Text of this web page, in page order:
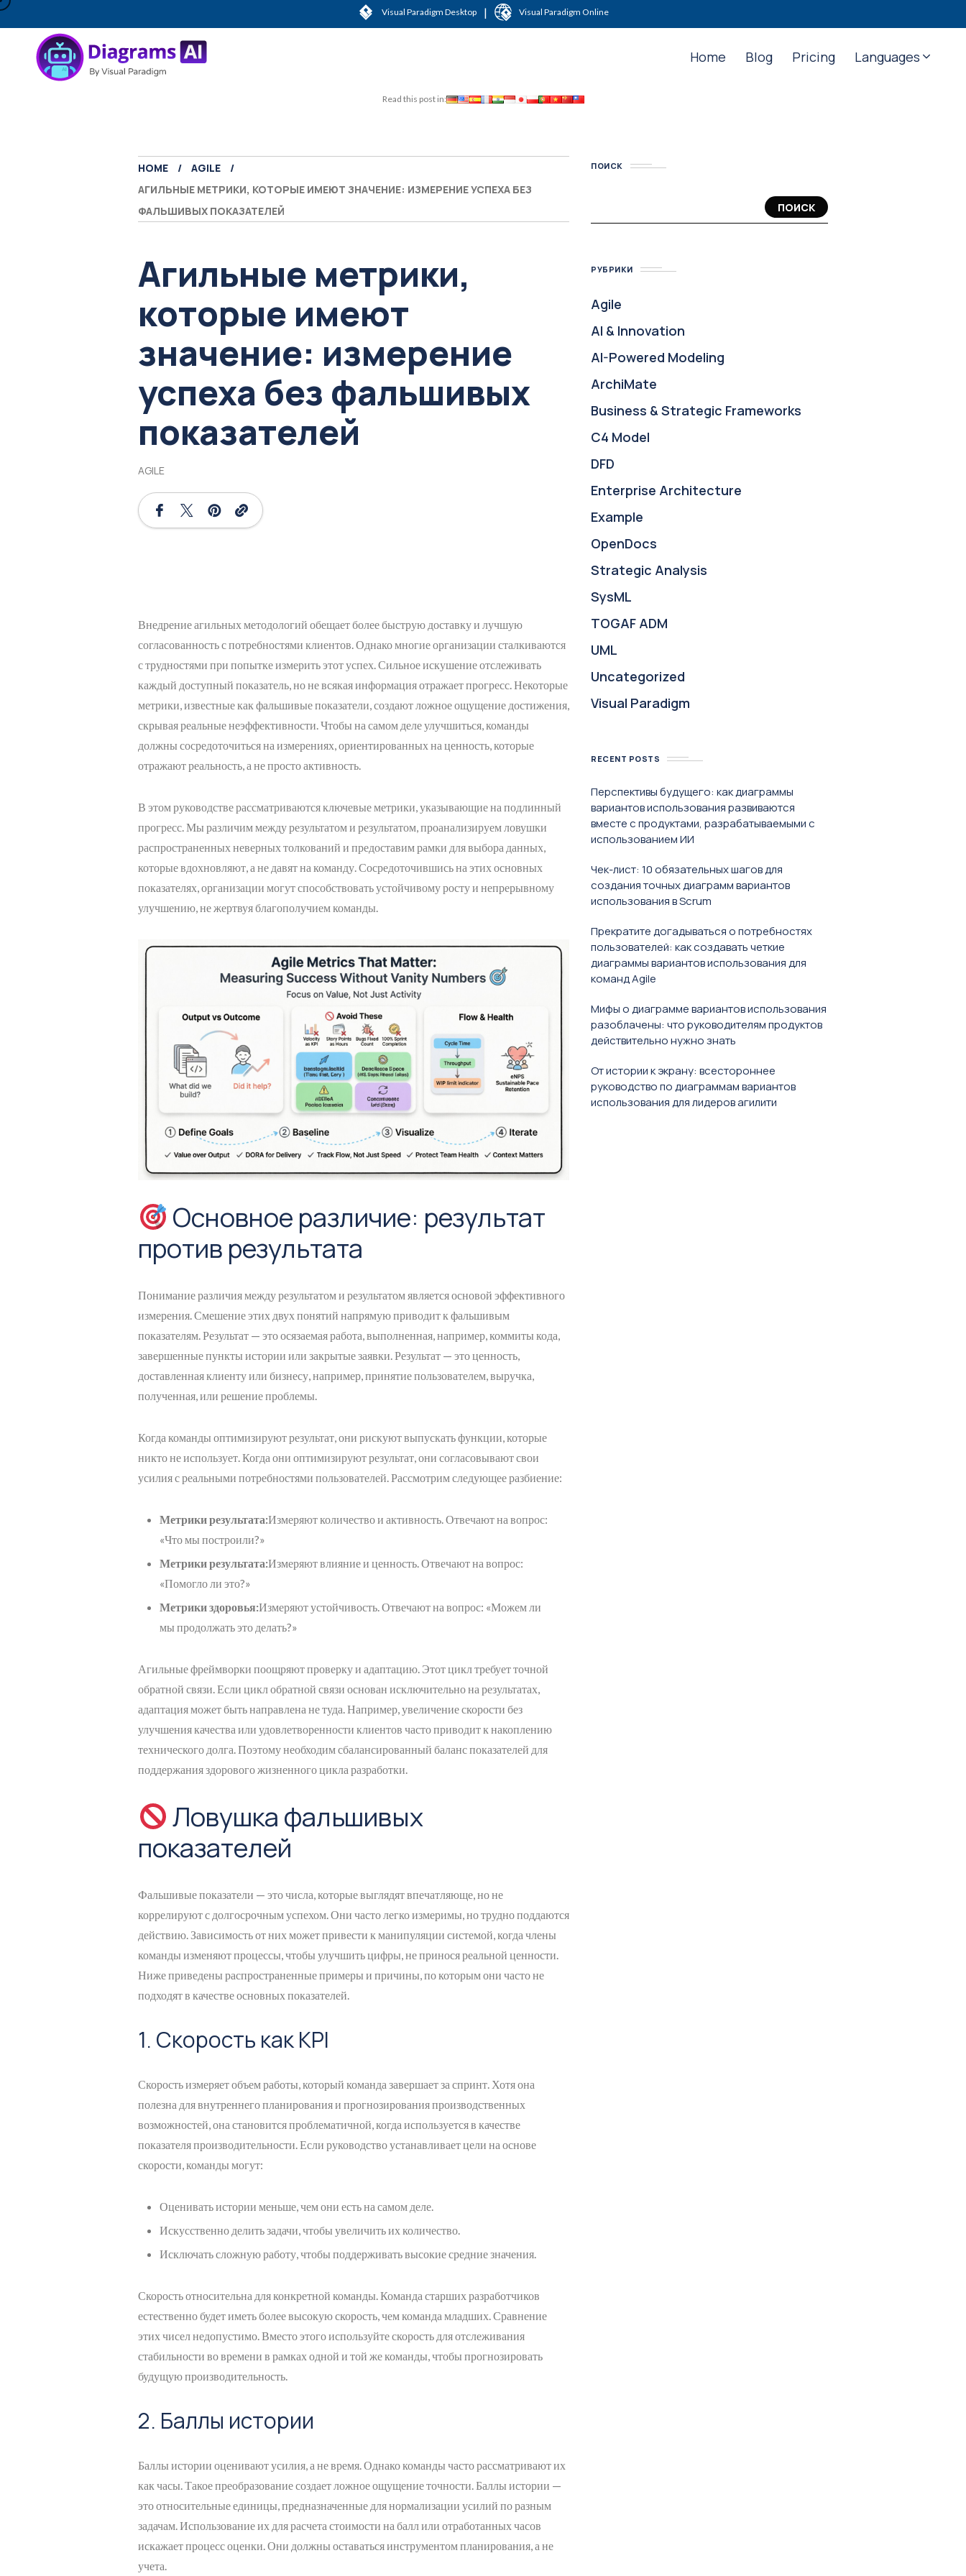
Visual Paradigm Desktop | Visual Paradigm Online
Home Blog Pricing Languages
Read this post in:
HOME
AGILE
АГИЛЬНЫЕ МЕТРИКИ, КОТОРЫЕ ИМЕЮТ ЗНАЧЕНИЕ: ИЗМЕРЕНИЕ УСПЕХА БЕЗ
ФАЛЬШИВЫХ ПОКАЗАТЕЛЕЙ
Агильные метрики,
которые имеют
значение: измерение
успеха без фальшивых
показателей
AGILE
Внедрение агильных методологий обещает более быструю доставку и лучшую
согласованность с потребностями клиентов. Однако многие организации сталкиваются
с трудностями при попытке измерить этот успех. Сильное искушение отслеживать
каждый доступный показатель, но не всякая информация отражает прогресс. Некоторые
метрики, известные как фальшивые показатели, создают ложное ощущение достижения,
скрывая реальные неэффективности. Чтобы на самом деле улучшиться, команды
должны сосредоточиться на измерениях, ориентированных на ценность, которые
отражают реальность, а не просто активность.
В этом руководстве рассматриваются ключевые метрики, указывающие на подлинный
прогресс. Мы различим между результатом и результатом, проанализируем ловушки
распространенных неверных толкований и предоставим рамки для выбора данных,
которые вдохновляют, а не давят на команду. Сосредоточившись на этих основных
показателях, организации могут способствовать устойчивому росту и непрерывному
улучшению, не жертвуя благополучием команды.
Основное различие: результат
против результата
Понимание различия между результатом и результатом является основой эффективного
измерения. Смешение этих двух понятий напрямую приводит к фальшивым
показателям. Результат — это осязаемая работа, выполненная, например, коммиты кода,
завершенные пункты истории или закрытые заявки. Результат — это ценность,
доставленная клиенту или бизнесу, например, принятие пользователем, выручка,
полученная, или решение проблемы.
Когда команды оптимизируют результат, они рискуют выпускать функции, которые
никто не использует. Когда они оптимизируют результат, они согласовывают свои
усилия с реальными потребностями пользователей. Рассмотрим следующее разбиение:
Метрики результата:Измеряют количество и активность. Отвечают на вопрос:
«Что мы построили?»
Метрики результата:Измеряют влияние и ценность. Отвечают на вопрос:
«Помогло ли это?»
Метрики здоровья:Измеряют устойчивость. Отвечают на вопрос: «Можем ли
мы продолжать это делать?»
Агильные фреймворки поощряют проверку и адаптацию. Этот цикл требует точной
обратной связи. Если цикл обратной связи основан исключительно на результатах,
адаптация может быть направлена не туда. Например, увеличение скорости без
улучшения качества или удовлетворенности клиентов часто приводит к накоплению
технического долга. Поэтому необходим сбалансированный баланс показателей для
поддержания здорового жизненного цикла разработки.
Ловушка фальшивых
показателей
Фальшивые показатели — это числа, которые выглядят впечатляюще, но не
коррелируют с долгосрочным успехом. Они часто легко измеримы, но трудно поддаются
действию. Зависимость от них может привести к манипуляции системой, когда члены
команды изменяют процессы, чтобы улучшить цифры, не принося реальной ценности.
Ниже приведены распространенные примеры и причины, по которым они часто не
подходят в качестве основных показателей.
1. Скорость как KPI
Скорость измеряет объем работы, который команда завершает за спринт. Хотя она
полезна для внутреннего планирования и прогнозирования производственных
возможностей, она становится проблематичной, когда используется в качестве
показателя производительности. Если руководство устанавливает цели на основе
скорости, команды могут:
Оценивать истории меньше, чем они есть на самом деле.
Искусственно делить задачи, чтобы увеличить их количество.
Исключать сложную работу, чтобы поддерживать высокие средние значения.
Скорость относительна для конкретной команды. Команда старших разработчиков
естественно будет иметь более высокую скорость, чем команда младших. Сравнение
этих чисел недопустимо. Вместо этого используйте скорость для отслеживания
стабильности во времени в рамках одной и той же команды, чтобы прогнозировать
будущую производительность.
2. Баллы истории
Баллы истории оценивают усилия, а не время. Однако команды часто рассматривают их
как часы. Такое преобразование создает ложное ощущение точности. Баллы истории —
это относительные единицы, предназначенные для нормализации усилий по разным
задачам. Использование их для расчета стоимости на балл или отработанных часов
искажает процесс оценки. Они должны оставаться инструментом планирования, а не
учета.
ПОИСК
ПОИСК
РУБРИКИ
Agile
AI & Innovation
AI-Powered Modeling
ArchiMate
Business & Strategic Frameworks
C4 Model
DFD
Enterprise Architecture
Example
OpenDocs
Strategic Analysis
SysML
TOGAF ADM
UML
Uncategorized
Visual Paradigm
RECENT POSTS
Перспективы будущего: как диаграммы
вариантов использования развиваются
вместе с продуктами, разрабатываемыми с
использованием ИИ
Чек-лист: 10 обязательных шагов для
создания точных диаграмм вариантов
использования в Scrum
Прекратите догадываться о потребностях
пользователей: как создавать четкие
диаграммы вариантов использования для
команд Agile
Мифы о диаграмме вариантов использования
разоблачены: что руководителям продуктов
действительно нужно знать
От истории к экрану: всестороннее
руководство по диаграммам вариантов
использования для лидеров агилити